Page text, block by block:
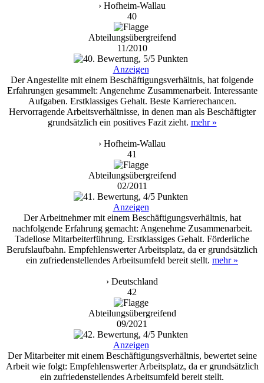
› Hofheim-Wallau
40
Abteilungsübergreifend
11/2010
Anzeigen
Der Angestellte mit einem Beschäftigungsverhältnis, hat folgende
Erfahrungen gesammelt: Angenehme Zusammenarbeit. Interessante
Aufgaben. Erstklassiges Gehalt. Beste Karrierechancen.
Hervorragende Arbeitsverhältnisse, in denen man als Beschäftigter
grundsätzlich ein positives Fazit zieht. mehr »
› Hofheim-Wallau
41
Abteilungsübergreifend
02/2011
Anzeigen
Der Arbeitnehmer mit einem Beschäftigungsverhältnis, hat
nachfolgende Erfahrung gemacht: Angenehme Zusammenarbeit.
Tadellose Mitarbeiterführung. Erstklassiges Gehalt. Förderliche
Berufslaufbahn. Empfehlenswerter Arbeitsplatz, da er grundsätzlich
ein zufriedenstellendes Arbeitsumfeld bereit stellt. mehr »
› Deutschland
42
Abteilungsübergreifend
09/2021
Anzeigen
Der Mitarbeiter mit einem Beschäftigungsverhältnis, bewertet seine
Arbeit wie folgt: Empfehlenswerter Arbeitsplatz, da er grundsätzlich
ein zufriedenstellendes Arbeitsumfeld bereit stellt.